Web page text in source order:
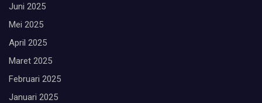
Juni 2025
Mei 2025
April 2025
Maret 2025
Februari 2025
Januari 2025